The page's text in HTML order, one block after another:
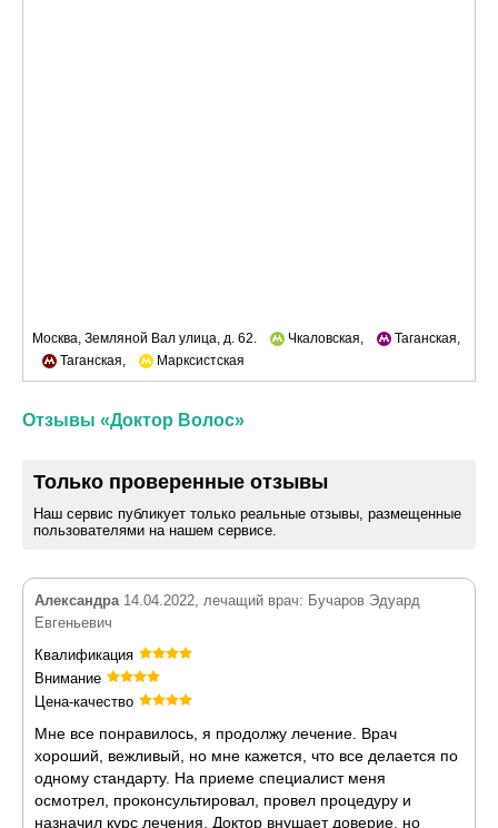
Москва, Земляной Вал улица, д. 62. Чкаловская,
Таганская,
Таганская,
Марксистская
Отзывы «Доктор Волос»
Только проверенные отзывы
Наш сервис публикует только реальные отзывы, размещенные
пользователями на нашем сервисе.
Александра 14.04.2022, лечащий врач: Бучаров Эдуард
Евгеньевич
Квалификация
Внимание
Цена-качество
Мне все понравилось, я продолжу лечение. Врач
хороший, вежливый, но мне кажется, что все делается по
одному стандарту. На приеме специалист меня
осмотрел, проконсультировал, провел процедуру и
назначил курс лечения. Доктор внушает доверие, но